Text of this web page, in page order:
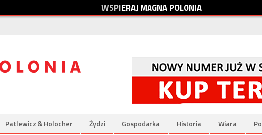
WSPIERAJMAGNAPOLONIA
Patlewicz & Holocher Żydzi Gospodarka Historia Wiara